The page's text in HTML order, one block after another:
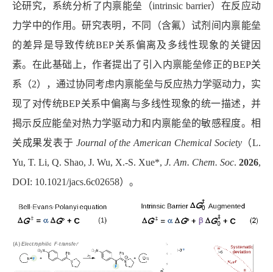
论研究，系统分析了内禀能垒（intrinsic barrier）在反应动
力学中的作用。研究表明，不同（含氟）试剂间内禀能垒
的差异是导致传统BEP关系偏离及多线性现象的关键因
素。在此基础上，作者提出了引入内禀能垒修正的BEP关
系（2），通过协同考虑内禀能垒与反应热力学驱动力，实
现了对传统BEP关系中偏离与多线性现象的统一描述，并
揭示反应能垒对热力学驱动力和内禀能垒的敏感程度。相
关成果发表于 Journal of the American Chemical Society（L.
Yu, T. Li, Q. Shao, J. Wu, X.-S. Xue*, J. Am. Chem. Soc. 2026,
DOI: 10.1021/jacs.6c02658）。